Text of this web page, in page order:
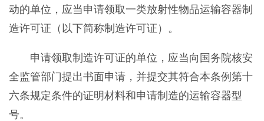
动的单位，应当申请领取一类放射性物品运输容器制
造许可证（以下简称制造许可证）。
申请领取制造许可证的单位，应当向国务院核安
全监管部门提出书面申请，并提交其符合本条例第十
六条规定条件的证明材料和申请制造的运输容器型
号。